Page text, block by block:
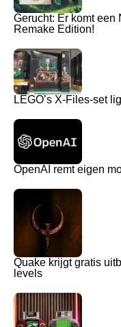
Gerucht: Er komt een
Remake Edition!
LEGO’s X-Files-set
OpenAI remt eigen
Quake krijgt gratis
levels